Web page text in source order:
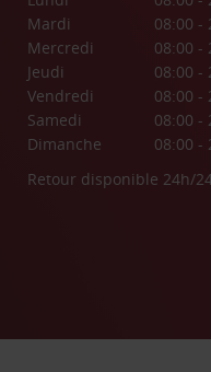
Mardi
08:00 -
Mercredi
08:00 -
Jeudi
08:00 -
Vendredi
08:00 -
Samedi
08:00 -
Dimanche
08:00 -
Retour disponible 24h/